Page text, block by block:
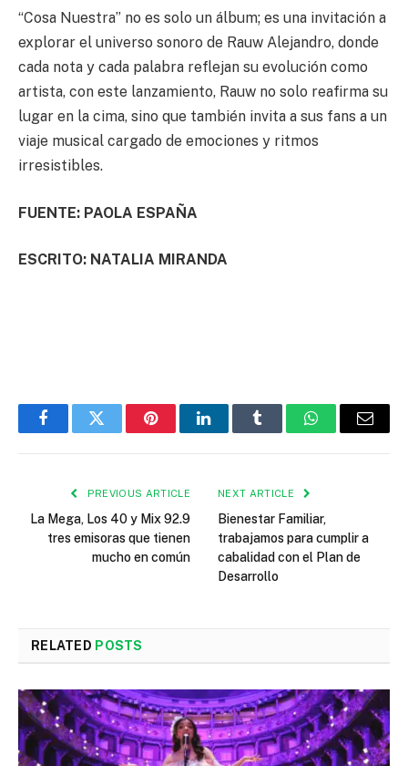
“Cosa Nuestra” no es solo un álbum; es una invitación a
explorar el universo sonoro de Rauw Alejandro, donde
cada nota y cada palabra reflejan su evolución como
artista, con este lanzamiento, Rauw no solo reafirma su
lugar en la cima, sino que también invita a sus fans a un
viaje musical cargado de emociones y ritmos
irresistibles.
FUENTE: PAOLA ESPAÑA
ESCRITO: NATALIA MIRANDA
FacebookTwitter PinterestLinkedInTumblr WhatsAppEmail
PREVIOUS ARTICLE
La Mega, Los 40 y Mix 92.9
tres emisoras que tienen
mucho en común
NEXT ARTICLE
Bienestar Familiar,
trabajamos para cumplir a
cabalidad con el Plan de
Desarrollo
RELATED POSTS